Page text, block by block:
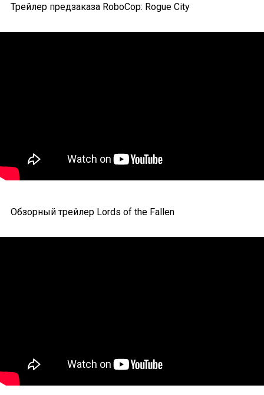
Трейлер предзаказа RoboCop: Rogue City
Обзорный трейлер Lords of the Fallen